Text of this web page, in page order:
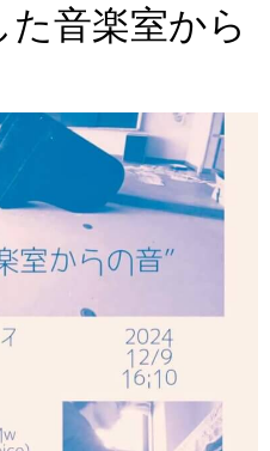
音楽室から